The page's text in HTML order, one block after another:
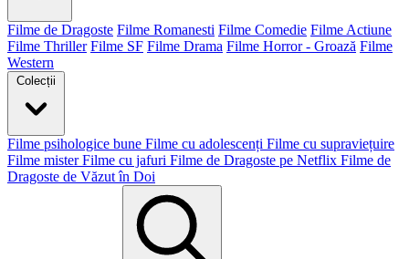
Filme de Dragoste Filme Romanesti Filme Comedie Filme Actiune
Filme Thriller Filme SF Filme Drama Filme Horror - Groază Filme
Western
Colecții
Filme psihologice bune Filme cu adolescenți Filme cu supraviețuire
Filme mister Filme cu jafuri Filme de Dragoste pe Netflix Filme de
Dragoste de Văzut în Doi